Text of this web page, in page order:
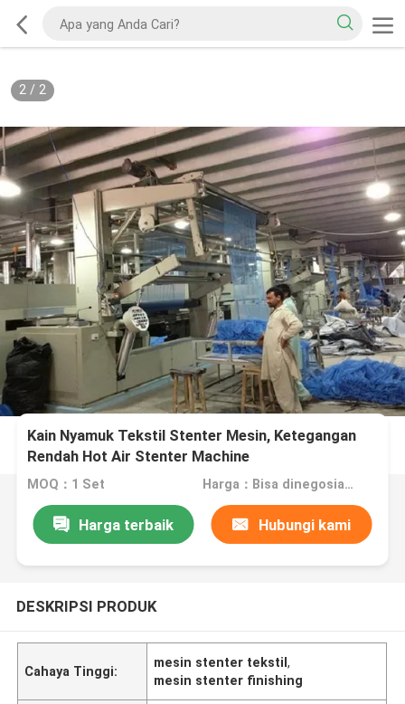
2/ 2
Kain Nyamuk Tekstil Stenter Mesin, Ketegangan
Rendah Hot Air Stenter Machine
MOQ：1 Set Harga：Bisa dinegosiasikan
Harga terbaik Hubungi kami
DESKRIPSI PRODUK
Cahaya Tinggi:
mesin stenter tekstil,
mesin stenter finishing